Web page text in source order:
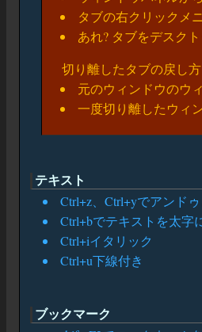
タブの右クリックメ
あれ? タブをデスク
切り離したタブの戻し方
元のウィンドウのウ
一度切り離したウィ
テキスト
Ctrl+z、Ctrl+yでアンド
Ctrl+bでテキストを太字
Ctrl+iイタリック
Ctrl+u下線付き
ブックマーク